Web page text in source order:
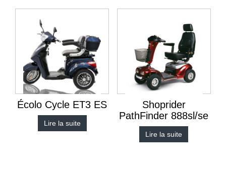
Écolo Cycle ET3 ES
Lire la suite
Shoprider
PathFinder 888sl/se
Lire la suite